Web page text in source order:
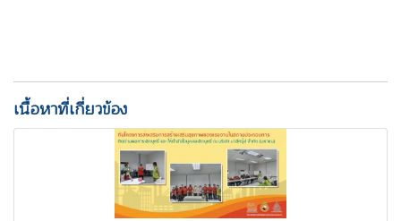
เนื้อหาที่เกี่ยวข้อง